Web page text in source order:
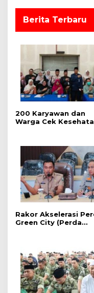
Berita Terbaru
‎200 Karyawan dan
Warga Cek
Rakor Akselerasi
Green City (Perda
Kota Pekanbaru
Pakar